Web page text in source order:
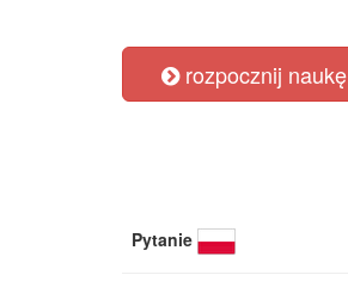
rozpocznij naukę
Pytanie